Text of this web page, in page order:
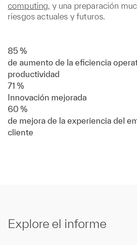
computing, y una preparación
riesgos actuales y futuros.
85 %
de aumento de la eficiencia
productividad
71 %
Innovación mejorada
60 %
de mejora de la experiencia del
cliente
Explore el informe